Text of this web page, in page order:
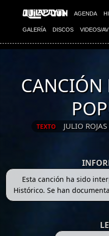
AGENDA
GALERÍA DISCOS VIDEOS/AV
CANCIÓN
TEXTO JULIO ROJAS
Esta canción ha sido
Histórico. Se han